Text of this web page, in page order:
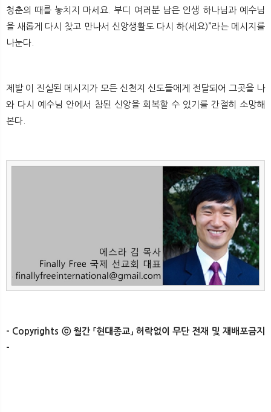
청춘의 때를 놓치지 마세요. 부디 여러분 남은 인생 하나님과 예수님
을 새롭게 다시 찾고 만나서 신앙생활도 다시 하(세요)”라는 메시지를
나눈다.
제발 이 진실된 메시지가 모든 신천지 신도들에게 전달되어 그곳을 나
와 다시 예수님 안에서 참된 신앙을 회복할 수 있기를 간절히 소망해
본다.
- Copyrights ⓒ 월간 「현대종교」 허락없이 무단 전재 및 재배포금지
-​